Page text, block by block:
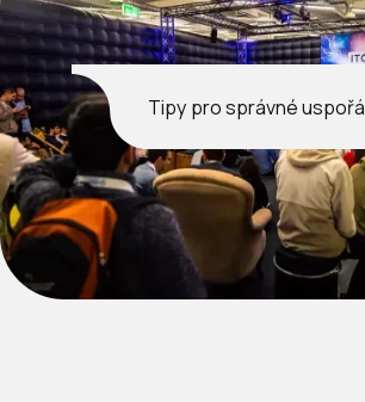
Tipy pro správné